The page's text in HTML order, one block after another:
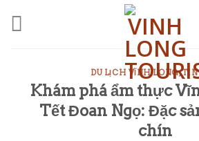
DU LỊCH VĨNH LONG,TIN
Khám phá ẩm thực
Tết Đoan Ngọ: Đặc
chín